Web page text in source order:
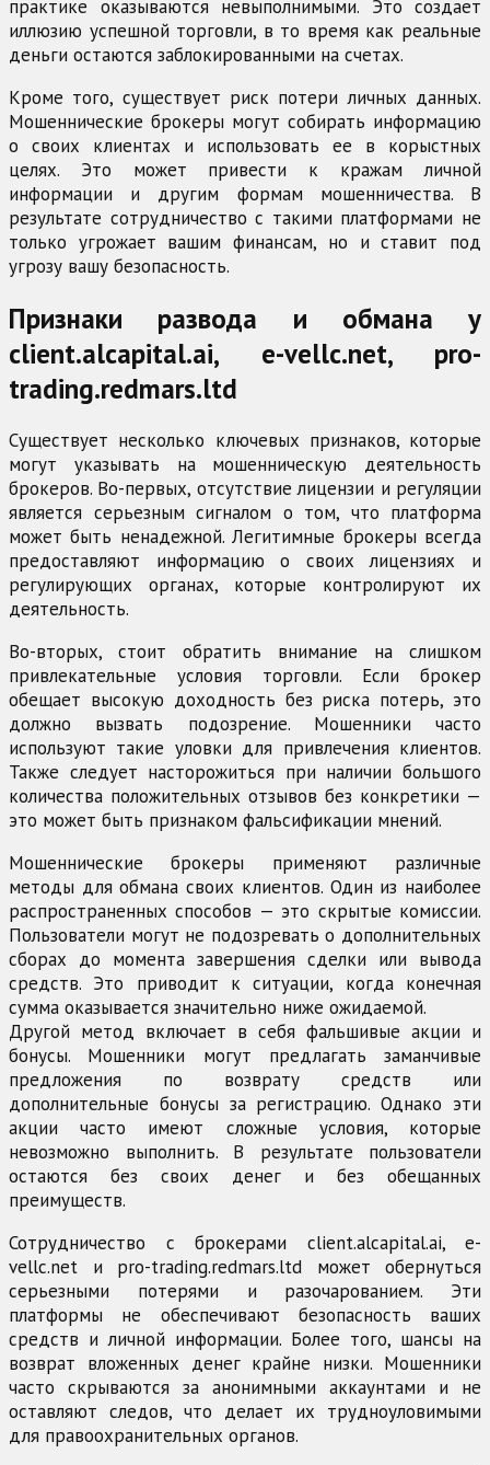
практике оказываются невыполнимыми. Это создает
иллюзию успешной торговли, в то время как реальные
деньги остаются заблокированными на счетах.
Кроме того, существует риск потери личных данных.
Мошеннические брокеры могут собирать информацию
о своих клиентах и использовать ее в корыстных
целях. Это может привести к кражам личной
информации и другим формам мошенничества. В
результате сотрудничество с такими платформами не
только угрожает вашим финансам, но и ставит под
угрозу вашу безопасность.
Признаки развода и обмана у
client.alcapital.ai, e-vellc.net, pro-
trading.redmars.ltd
Существует несколько ключевых признаков, которые
могут указывать на мошенническую деятельность
брокеров. Во-первых, отсутствие лицензии и регуляции
является серьезным сигналом о том, что платформа
может быть ненадежной. Легитимные брокеры всегда
предоставляют информацию о своих лицензиях и
регулирующих органах, которые контролируют их
деятельность.
Во-вторых, стоит обратить внимание на слишком
привлекательные условия торговли. Если брокер
обещает высокую доходность без риска потерь, это
должно вызвать подозрение. Мошенники часто
используют такие уловки для привлечения клиентов.
Также следует насторожиться при наличии большого
количества положительных отзывов без конкретики —
это может быть признаком фальсификации мнений.
Мошеннические брокеры применяют различные
методы для обмана своих клиентов. Один из наиболее
распространенных способов — это скрытые комиссии.
Пользователи могут не подозревать о дополнительных
сборах до момента завершения сделки или вывода
средств. Это приводит к ситуации, когда конечная
сумма оказывается значительно ниже ожидаемой.
Другой метод включает в себя фальшивые акции и
бонусы. Мошенники могут предлагать заманчивые
предложения по возврату средств или
дополнительные бонусы за регистрацию. Однако эти
акции часто имеют сложные условия, которые
невозможно выполнить. В результате пользователи
остаются без своих денег и без обещанных
преимуществ.
Сотрудничество с брокерами client.alcapital.ai, e-
vellc.net и pro-trading.redmars.ltd может обернуться
серьезными потерями и разочарованием. Эти
платформы не обеспечивают безопасность ваших
средств и личной информации. Более того, шансы на
возврат вложенных денег крайне низки. Мошенники
часто скрываются за анонимными аккаунтами и не
оставляют следов, что делает их трудноуловимыми
для правоохранительных органов.